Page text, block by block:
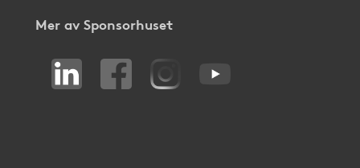
Mer av Sponsorhuset